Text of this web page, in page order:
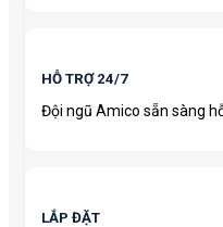
HỖ TRỢ 24/7
Đội ngũ Amico sẵn sàng
LẮP ĐẶT